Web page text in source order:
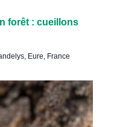
forêt : cueillons
Eure, France